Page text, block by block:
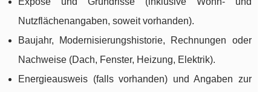
Nutzflächenangaben, soweit vorhanden).
Baujahr, Modernisierungshistorie, Rechnungen oder
Nachweise (Dach, Fenster, Heizung, Elektrik).
Energieausweis (falls vorhanden) und Angaben zur